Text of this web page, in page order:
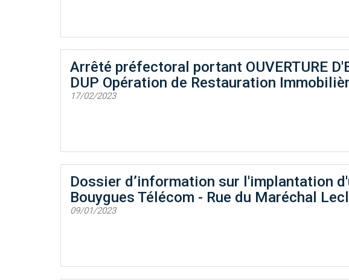
Arrêté préfectoral portant OUVERTURE
DUP Opération de Restauration
17/02/2023
Dossier d’information sur l'implantation
Bouygues Télécom - Rue du Maréchal
09/01/2023